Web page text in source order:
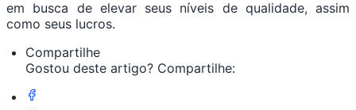
em busca de elevar seus níveis de qualidade, assim
como seus lucros.
Compartilhe
Gostou deste artigo? Compartilhe: